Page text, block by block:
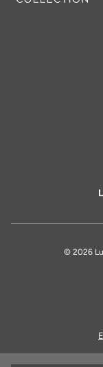
© 2026